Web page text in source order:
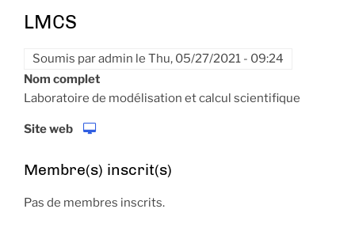
LMCS
Soumis paradmin le Thu, 05/27/2021 - 09:24
Nom complet
Laboratoire de modélisation et calcul scientifique
Site web
Membre(s) inscrit(s)
Pas de membres inscrits.